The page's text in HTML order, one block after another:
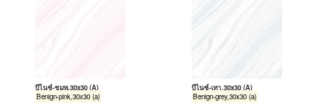
บีไนซ์-ชมพู,30x30 (A)
Benign-pink,30x30 (a)
บีไนซ์-เทา,30x30 (A)
Benign-grey,30x30 (a)